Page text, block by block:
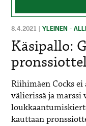
8.4.2021 |YLEINEN -
Käsipallo:
Riihimäen Cocks
välierissä ja
kauttaan